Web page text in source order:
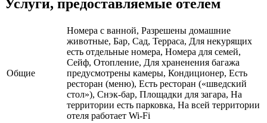
Услуги, предоставляемые отелем
Общие
Номера с ванной, Разрешены домашние
животные, Бар, Сад, Терраса, Для некурящих
есть отдельные номера, Номера для семей,
Сейф, Отопление, Для храненения багажа
предусмотрены камеры, Кондиционер, Есть
ресторан (меню), Есть ресторан («шведский
стол»), Снэк-бар, Площадки для загара, На
территории есть парковка, На всей территории
отеля работает Wi-Fi